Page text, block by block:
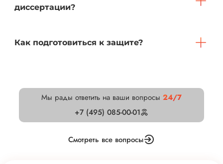
диссертации?
Как подготовиться к защите?
Мы рады ответить на ваши вопросы 24/7
+7 (495) 085-00-01
Смотреть все вопросы